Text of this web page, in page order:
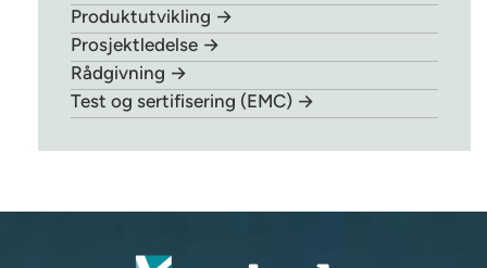
Produktutvikling →
Prosjektledelse →
Rådgivning →
Test og sertifisering (EMC) →